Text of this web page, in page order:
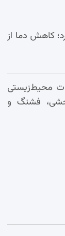
کاهش دما از
محیط‌زیستی
فشنگ و